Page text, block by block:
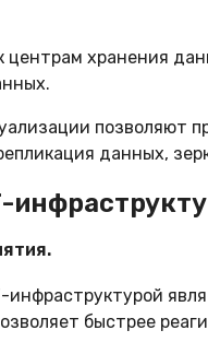
центрам хранения
позволяют
данных,
быстрее